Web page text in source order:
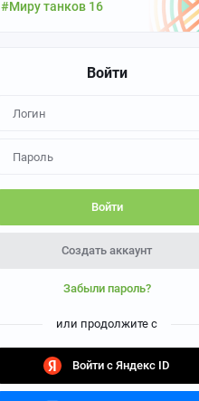
#Миру танков 16
Войти
Войти
Создать аккаунт
Забыли пароль?
или продолжите с
Войти с Яндекс ID